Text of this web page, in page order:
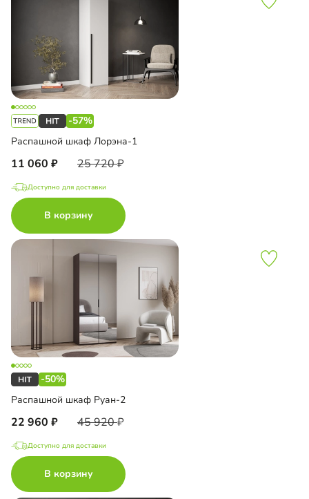
-57%
Распашной шкаф Лорэна-1
11 060 25 720
Доступно для доставки
В корзину
-50%
Распашной шкаф Руан-2
22 960 45 920
Доступно для доставки
В корзину